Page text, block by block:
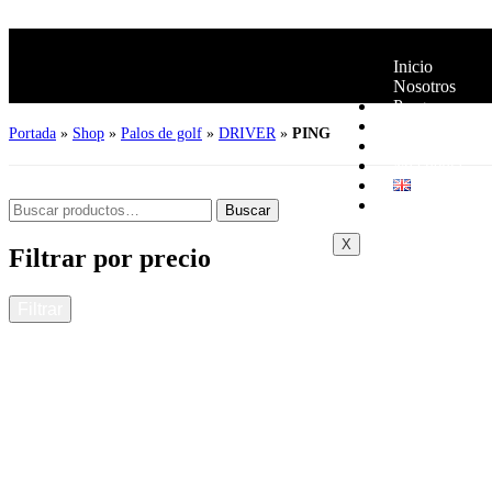
Inicio
Nosotros
Programas
X
Portada » Shop » Palos de golf » DRIVER» PING
Buscar
Filtrar por precio